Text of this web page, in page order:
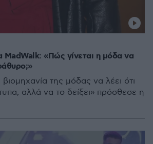
«Πώς γίνεται η μόδα να
της μόδας να λέει ότι
αλλά να το δείξει» πρόσθεσε η